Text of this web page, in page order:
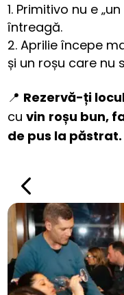
Primitivo nu e
întreagă.
Aprilie începe
și un roșu care nu
📍 Rezervă-ți
cuvin roșu bun,
de pus la păstrat.